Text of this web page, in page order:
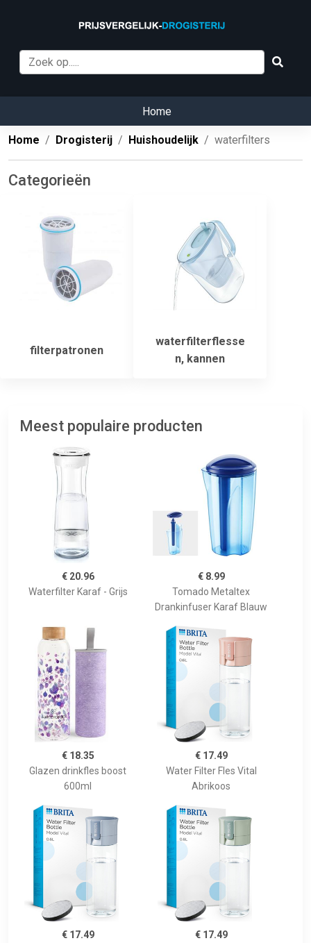
Home
Home Drogisterij Huishoudelijk waterfilters
Categorieën
filterpatronen
waterfilterflesse
n, kannen
Meest populaire producten
€ 20.96
Waterfilter Karaf - Grijs
€ 8.99
Tomado Metaltex
Drankinfuser Karaf Blauw
€ 18.35
Glazen drinkfles boost
600ml
€ 17.49
Water Filter Fles Vital
Abrikoos
€ 17.49
€ 17.49